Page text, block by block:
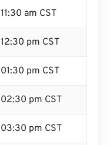
11:30 am CST
12:30 pm CST
01:30 pm CST
02:30 pm CST
03:30 pm CST